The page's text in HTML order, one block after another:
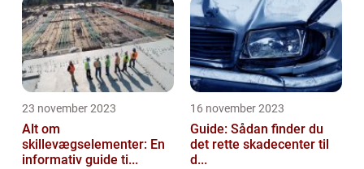
23 november 2023
Alt om
skillevægselementer: En
informativ guide ti...
16 november 2023
Guide: Sådan finder du
det rette skadecenter til
d...